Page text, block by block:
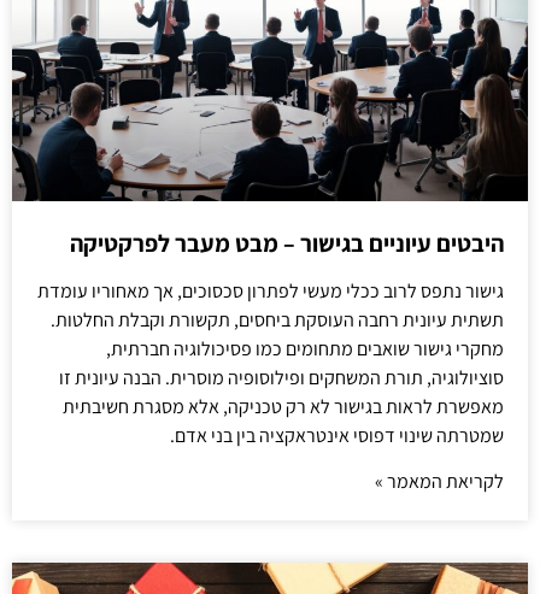
היבטים עיוניים בגישור – מבט מעבר לפרקטיקה
גישור נתפס לרוב ככלי מעשי לפתרון סכסוכים, אך מאחוריו עומדת
תשתית עיונית רחבה העוסקת ביחסים, תקשורת וקבלת החלטות.
מחקרי גישור שואבים מתחומים כמו פסיכולוגיה חברתית,
סוציולוגיה, תורת המשחקים ופילוסופיה מוסרית. הבנה עיונית זו
מאפשרת לראות בגישור לא רק טכניקה, אלא מסגרת חשיבתית
שמטרתה שינוי דפוסי אינטראקציה בין בני אדם.
לקריאת המאמר »